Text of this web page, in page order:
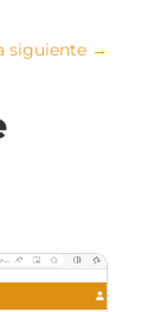
siguiente →